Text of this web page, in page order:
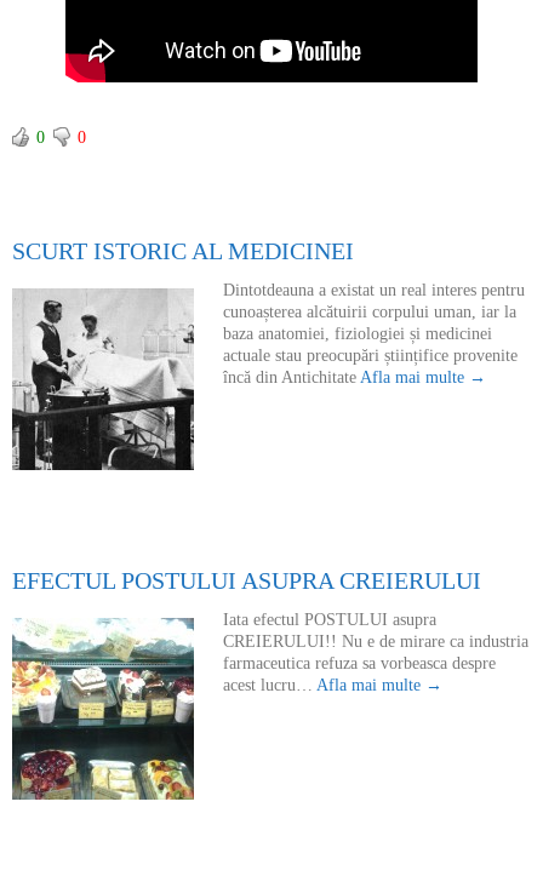
0 0
SCURT ISTORIC AL MEDICINEI
Dintotdeauna a existat un real interes pentru
cunoașterea alcătuirii corpului uman, iar la
baza anatomiei, fiziologiei și medicinei
actuale stau preocupări științifice provenite
încă din Antichitate Afla mai multe →
EFECTUL POSTULUI ASUPRA CREIERULUI
Iata efectul POSTULUI asupra
CREIERULUI!! Nu e de mirare ca industria
farmaceutica refuza sa vorbeasca despre
acest lucru… Afla mai multe →